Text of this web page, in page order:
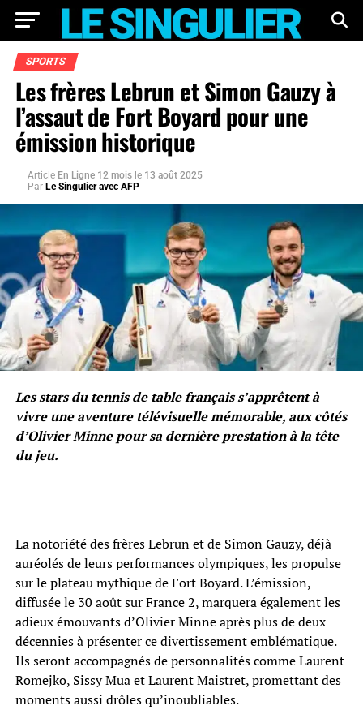
SPORTS
Les frères Lebrun et Simon Gauzy à
l’assaut de Fort Boyard pour une
émission historique
Article En Ligne 12 mois le 13 août 2025
Par Le Singulier avec AFP
Les stars du tennis de table français s’apprêtent à
vivre une aventure télévisuelle mémorable, aux côtés
d’Olivier Minne pour sa dernière prestation à la tête
du jeu.
La notoriété des frères Lebrun et de Simon Gauzy, déjà
auréolés de leurs performances olympiques, les propulse
sur le plateau mythique de Fort Boyard. L’émission,
diffusée le 30 août sur France 2, marquera également les
adieux émouvants d’Olivier Minne après plus de deux
décennies à présenter ce divertissement emblématique.
Ils seront accompagnés de personnalités comme Laurent
Romejko, Sissy Mua et Laurent Maistret, promettant des
moments aussi drôles qu’inoubliables.